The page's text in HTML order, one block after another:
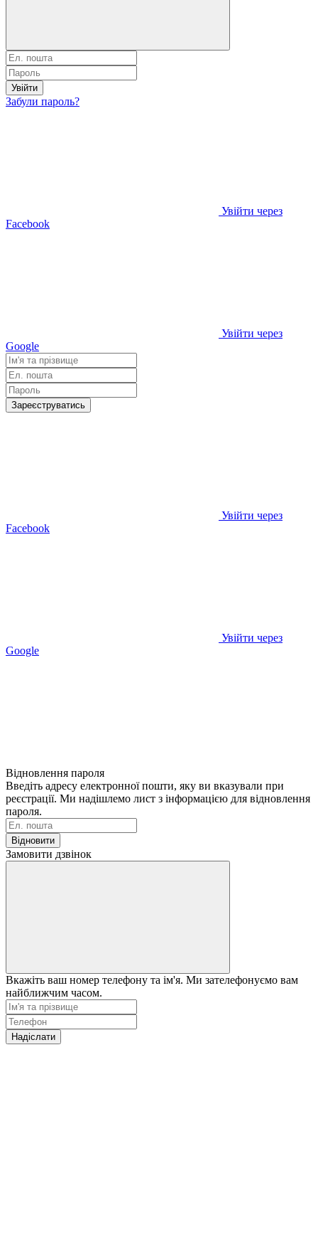
Увійти
Забули пароль?
Увійти через
Facebook
Увійти через
Google
Зареєструватись
Увійти через
Facebook
Увійти через
Google
Відновлення пароля
Введіть адресу електронної пошти, яку ви вказували при
реєстрації. Ми надішлемо лист з інформацією для відновлення
пароля.
Відновити
Замовити дзвінок
Вкажіть ваш номер телефону та ім'я. Ми зателефонуємо вам
найближчим часом.
Надіслати